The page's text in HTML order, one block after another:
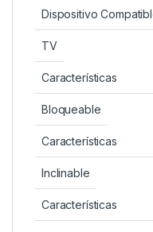
Dispositivo
TV
Características
Bloqueable
Características
Inclinable
Características